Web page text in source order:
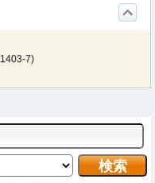
7)